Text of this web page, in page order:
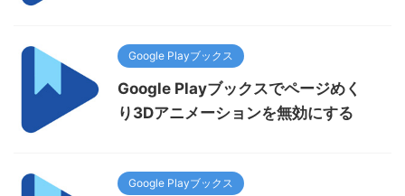
Google Playブックス
Google Playブックスでページめく
り3Dアニメーションを無効にする
Google Playブックス